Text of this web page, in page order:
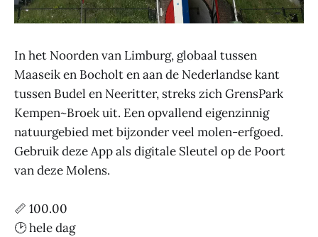
In het Noorden van Limburg, globaal tussen
Maaseik en Bocholt en aan de Nederlandse kant
tussen Budel en Neeritter, streks zich GrensPark
Kempen~Broek uit. Een opvallend eigenzinnig
natuurgebied met bijzonder veel molen-erfgoed.
Gebruik deze App als digitale Sleutel op de Poort
van deze Molens.
📏 100.00
🕑 hele dag